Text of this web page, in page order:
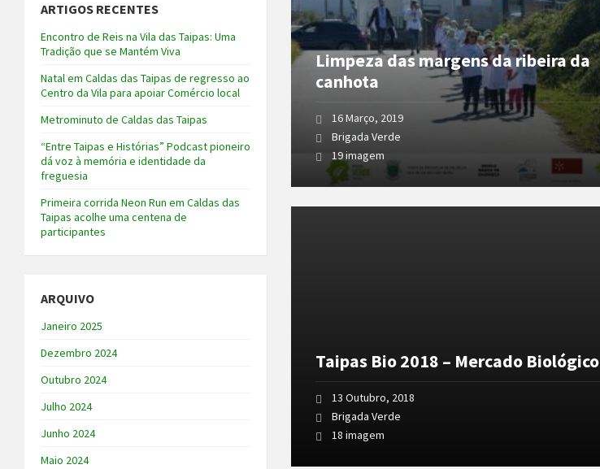
Limpeza das margens da ribeira da
canhota
16 Março, 2019
Brigada Verde
19 imagem
Taipas Bio 2018 – Mercado Biológico
13 Outubro, 2018
Brigada Verde
18 imagem
ARTIGOS RECENTES
Encontro de Reis na Vila das Taipas: Uma
Tradição que se Mantém Viva
Natal em Caldas das Taipas de regresso ao
Centro da Vila para apoiar Comércio local
Metrominuto de Caldas das Taipas
“Entre Taipas e Histórias” Podcast pioneiro
dá voz à memória e identidade da
freguesia
Primeira corrida Neon Run em Caldas das
Taipas acolhe uma centena de
participantes
ARQUIVO
Janeiro 2025
Dezembro 2024
Outubro 2024
Julho 2024
Junho 2024
Maio 2024